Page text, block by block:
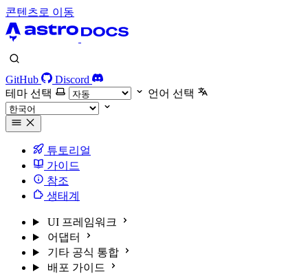
콘텐츠로 이동
GitHub
Discord
테마 선택
언어 선택
튜토리얼
가이드
참조
생태계
UI 프레임워크
어댑터
기타 공식 통합
배포 가이드